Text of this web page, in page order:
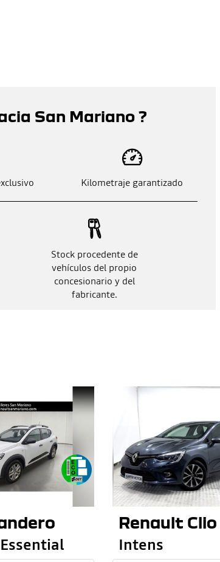
San Mariano ?
Kilometraje garantizado
Stock procedente de
vehículos del propio
concesionario y del
fabricante.
Renault Clio
Intens